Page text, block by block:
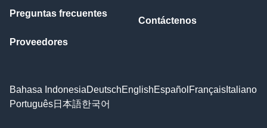
Preguntas frecuentes
Proveedores
Contáctenos
Bahasa IndonesiaDeutschEnglishEspañol Français Italiano
Português日本語한국어